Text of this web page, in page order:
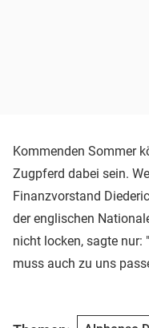
Kommenden Sommer
Zugpferd dabei sein.
Finanzvorstand
der englischen
nicht locken, sagte nur:
muss auch zu uns